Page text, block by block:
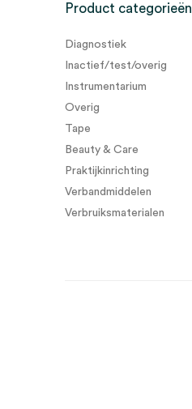
Product categorieën
Diagnostiek
Inactief/test/overig
Instrumentarium
Overig
Tape
Beauty & Care
Praktijkinrichting
Verbandmiddelen
Verbruiksmaterialen